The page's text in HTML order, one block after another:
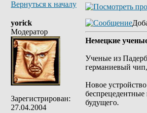
Вернуться к началу
yorick
Модератор
Зарегистрирован:
27.04.2004
Немецкие
Ученые из
германиевый
Новое
беспрецедентные
будущего.